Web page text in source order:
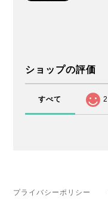
ショップの評価
すべて
プライバシーポリシー